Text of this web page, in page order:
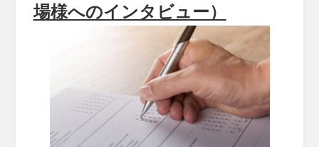
場様へのインタビュー）